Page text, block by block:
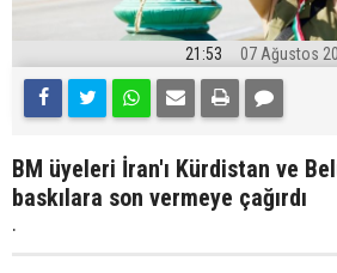
21:53 07 Ağustos
BM üyeleri İran'ı Kürdistan ve
baskılara son vermeye çağırdı
.